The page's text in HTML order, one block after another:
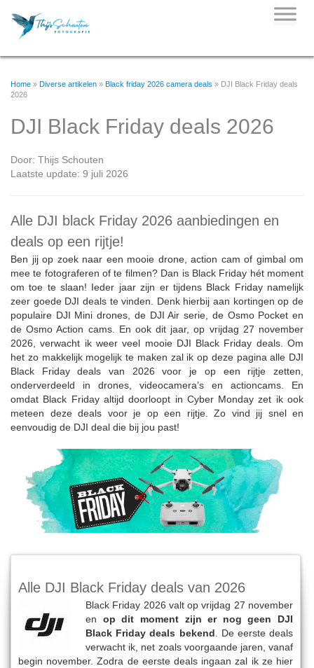
Home » Diverse artikelen » Black friday 2026 camera deals » DJI Black Friday deals
2026
DJI Black Friday deals 2026
Door: Thijs Schouten
Laatste update: 9 juli 2026
Alle DJI black Friday 2026 aanbiedingen en
deals op een rijtje!
Ben jij op zoek naar een mooie drone, action cam of gimbal om
mee te fotograferen of te filmen? Dan is Black Friday hét moment
om toe te slaan! Ieder jaar zijn er tijdens Black Friday namelijk
zeer goede DJI deals te vinden. Denk hierbij aan kortingen op de
populaire DJI Mini drones, de DJI Air serie, de Osmo Pocket en
de Osmo Action cams. En ook dit jaar, op vrijdag 27 november
2026, verwacht ik weer veel mooie DJI Black Friday deals. Om
het zo makkelijk mogelijk te maken zal ik op deze pagina alle DJI
Black Friday deals van 2026 voor je op een rijtje zetten,
onderverdeeld in drones, videocamera’s en actioncams. En
omdat Black Friday altijd doorloopt in Cyber Monday zet ik ook
meteen deze deals voor je op een rijtje. Zo vind jij snel en
eenvoudig de DJI deal die bij jou past!
Alle DJI Black Friday deals van 2026
Black Friday 2026 valt op vrijdag 27 november
en op dit moment zijn er nog geen DJI
Black Friday deals bekend . De eerste deals
verwacht ik, net zoals voorgaande jaren, vanaf
begin november. Zodra de eerste deals ingaan zal ik ze hier